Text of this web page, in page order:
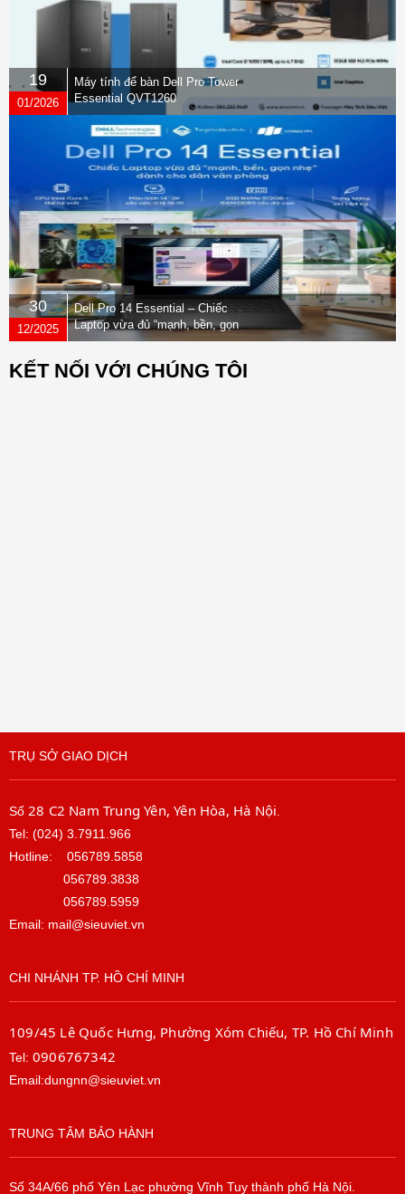
19
01/2026
Máy tính để bàn Dell Pro Tower
Essential QVT1260
30
12/2025
Dell Pro 14 Essential – Chiếc
Laptop vừa đủ “mạnh, bền, gọn
nhẹ” dành cho dân văn phòng
KẾT NỐI VỚI CHÚNG TÔI
TRỤ SỞ GIAO DỊCH
Số 28 C2 Nam Trung Yên, Yên Hòa, Hà Nội
Tel: (024) 3.7911.966
Hotline: 056789.5858
056789.3838
056789.5959
Email: mail@sieuviet.vn
CHI NHÁNH TP. HỒ CHÍ MINH
109/45 Lê Quốc Hưng, Phường Xóm Chiếu, TP. Hồ Chí Minh
Tel: 0906767342
Email:dungnn@sieuviet.vn
TRUNG TÂM BẢO HÀNH
Số 34A/66 phố Yên Lạc phường Vĩnh Tuy thành phố Hà Nội.